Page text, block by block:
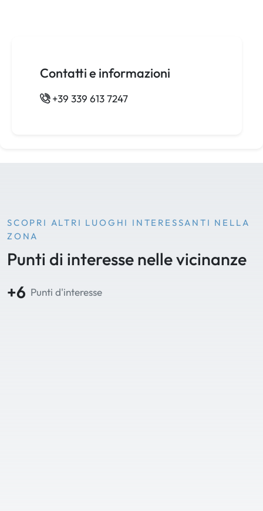
Contatti e informazioni
+39 339 613 7247
SCOPRI ALTRI LUOGHI INTERESSANTI NELLA
ZONA
Punti di interesse nelle vicinanze
+6 Punti d'interesse